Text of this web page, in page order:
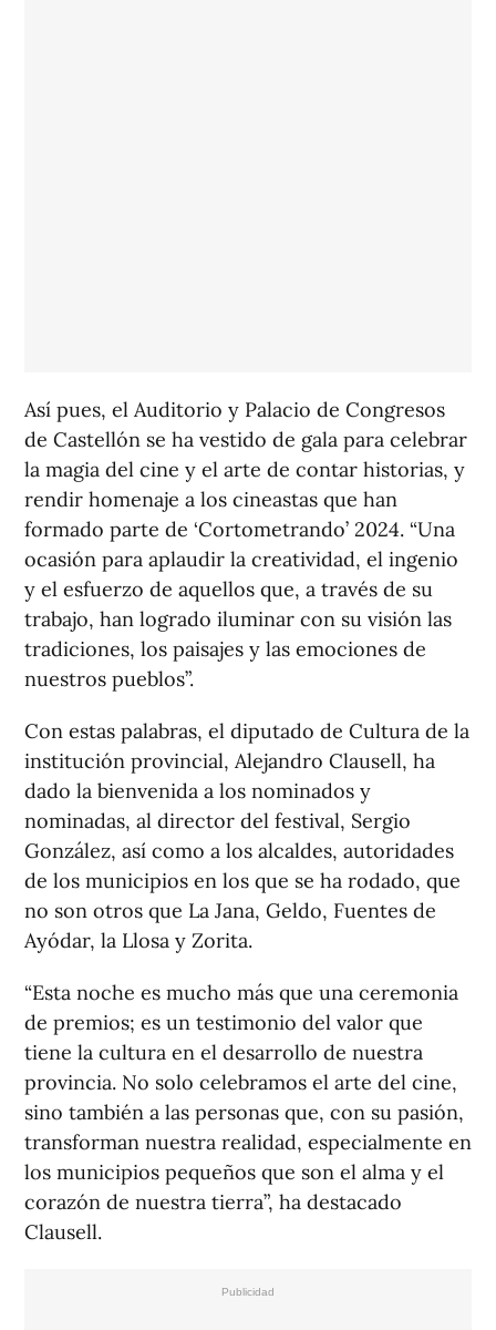
Así pues, el Auditorio y Palacio de Congresos
de Castellón se ha vestido de gala para celebrar
la magia del cine y el arte de contar historias, y
rendir homenaje a los cineastas que han
formado parte de ‘Cortometrando’ 2024. “Una
ocasión para aplaudir la creatividad, el ingenio
y el esfuerzo de aquellos que, a través de su
trabajo, han logrado iluminar con su visión las
tradiciones, los paisajes y las emociones de
nuestros pueblos”.
Con estas palabras, el diputado de Cultura de la
institución provincial, Alejandro Clausell, ha
dado la bienvenida a los nominados y
nominadas, al director del festival, Sergio
González, así como a los alcaldes, autoridades
de los municipios en los que se ha rodado, que
no son otros que La Jana, Geldo, Fuentes de
Ayódar, la Llosa y Zorita.
“Esta noche es mucho más que una ceremonia
de premios; es un testimonio del valor que
tiene la cultura en el desarrollo de nuestra
provincia. No solo celebramos el arte del cine,
sino también a las personas que, con su pasión,
transforman nuestra realidad, especialmente en
los municipios pequeños que son el alma y el
corazón de nuestra tierra”, ha destacado
Clausell.